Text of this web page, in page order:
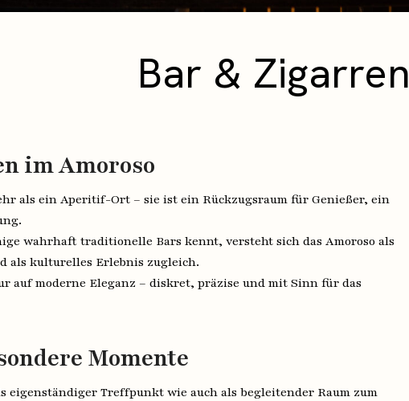
Bar & Zigarren
im Amoroso
als ein Aperitif-Ort – sie ist ein Rückzugsraum für Genießer, ein
wahrhaft traditionelle Bars kennt, versteht sich das Amoroso als
als kulturelles Erlebnis zugleich.
auf moderne Eleganz – diskret, präzise und mit Sinn für das
Momente
eigenständiger Treffpunkt wie auch als begleitender Raum zum